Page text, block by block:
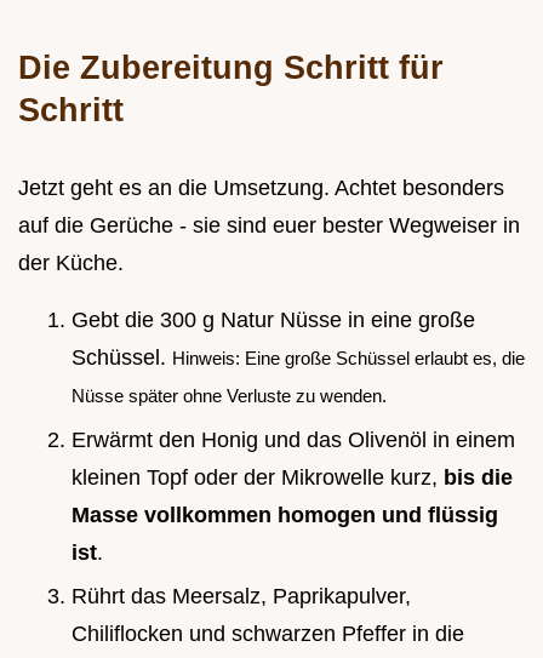
Die Zubereitung Schritt für
Schritt
Jetzt geht es an die Umsetzung. Achtet besonders
auf die Gerüche - sie sind euer bester Wegweiser in
der Küche.
Gebt die 300 g Natur Nüsse in eine große
Schüssel. Hinweis: Eine große Schüssel erlaubt es, die
Nüsse später ohne Verluste zu wenden.
Erwärmt den Honig und das Olivenöl in einem
kleinen Topf oder der Mikrowelle kurz, bis die
Masse vollkommen homogen und flüssig
ist.
Rührt das Meersalz, Paprikapulver,
Chiliflocken und schwarzen Pfeffer in die